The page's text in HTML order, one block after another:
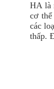
HA là
cơ
các
thấp.